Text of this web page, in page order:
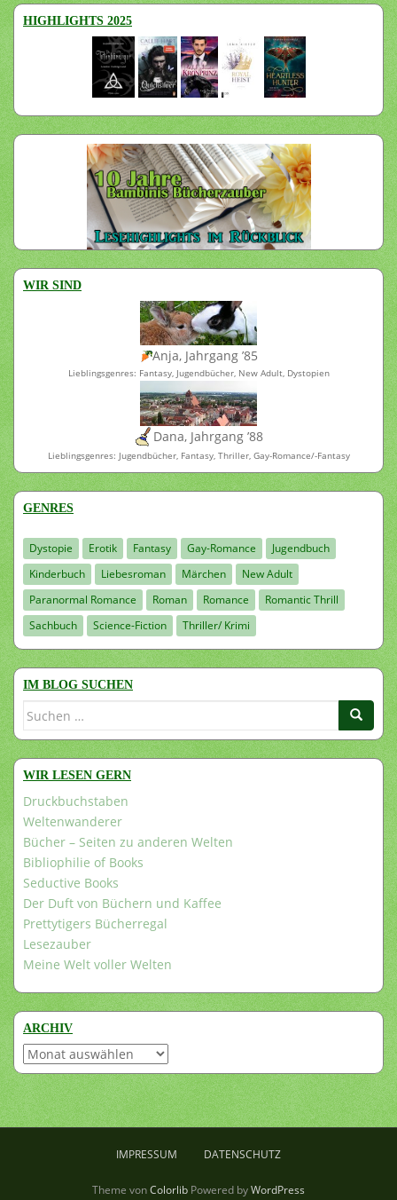
HIGHLIGHTS 2025
WIR SIND
Anja, Jahrgang ’85
Lieblingsgenres: Fantasy, Jugendbücher, New Adult, Dystopien
Dana, Jahrgang ’88
Lieblingsgenres: Jugendbücher, Fantasy, Thriller, Gay-Romance/-Fantasy
GENRES
Dystopie Erotik Fantasy Gay-Romance
Jugendbuch
Kinderbuch
Liebesroman Märchen
New Adult
Paranormal Romance
Roman Romance
Romantic Thrill
Sachbuch
Science-Fiction Thriller/ Krimi
IM BLOG SUCHEN
Suchen
WIR LESEN GERN
Druckbuchstaben
Weltenwanderer
Bücher – Seiten zu anderen Welten
Bibliophilie of Books
Seductive Books
Der Duft von Büchern und Kaffee
Prettytigers Bücherregal
Lesezauber
Meine Welt voller Welten
ARCHIV
Archiv
IMPRESSUM DATENSCHUTZ
Theme vonColorlib Powered byWordPress